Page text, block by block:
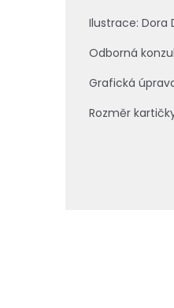
Ilustrace: Dora
Odborná
Grafická
Rozměr